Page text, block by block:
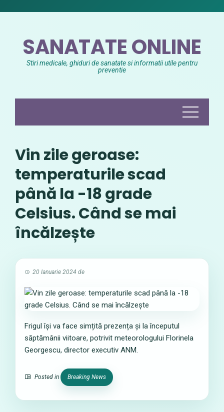
SANATATE ONLINE
Stiri medicale, ghiduri de sanatate si informatii utile pentru
preventie
Vin zile geroase:
temperaturile scad
până la -18 grade
Celsius. Când se mai
încălzește
20 Ianuarie 2024 de
Frigul își va face simțită prezența și la începutul
săptămânii viitoare, potrivit meteorologului Florinela
Georgescu, director executiv ANM.
Posted in Breaking News